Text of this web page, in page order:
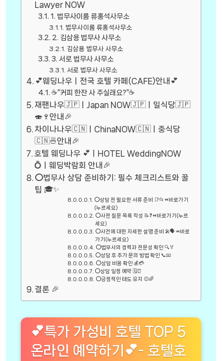
Lawyer NOW
1. 법무사이룸 류홍석사무소
법무사이룸 류홍석사무소
2. 김삼용 법무사 사무소
김삼용 법무사 사무소
3. 서로 법무사 사무소
서로 법무사 사무소
💕웨딩나우ㅣ전국 호텔 카페(CAFE)안내💕
☕”커피 한잔 사 주실래요?”☕
재팬나우🇯🇵ㅣJapan NOW🇯🇵ㅣ일식당🇯🇵
🍣🍷안내🎉
차이나나우🇨🇳ㅣChinaNOW🇨🇳ㅣ중식당
🇨🇳🍜안내🎉
호텔 웨딩나우 💕ㅣHOTEL WeddingNOW
💍ㅣ웨딩박람회 안내🎉
⭕법무사 상담 준비하기: 필수 체크리스트와 꿀
팁 🎓✨
⭕상담 전 필요한 서류 준비 📑📂⏪바로가기
(누르세요)
⭕사전 질문 목록 작성 📝❓⏪바로가기(누르
세요)
⭕사건에 대한 자세한 설명 준비 🎤🗣️⏪바로
가기(누르세요)
⭕법무사의 경력과 전문성 확인 🔍🏅
⭕상담 후 추가 문의 방법 확인 📞📧
⭕상담 비용 확인 💰💳
⭕상담 일정 예약 🗓️⏰
⭕긍정적인 태도 유지 😊🌈
결론 🎉
💕특가 가성비 호텔 TOP 5
온라인 예약하기💕- 호텔호